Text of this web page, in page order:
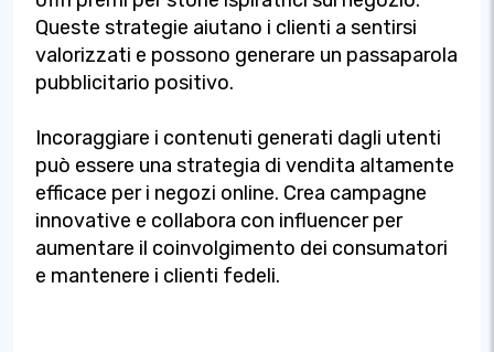
Queste strategie aiutano i clienti a sentirsi
valorizzati e possono generare un passaparola
pubblicitario positivo.
Incoraggiare i contenuti generati dagli utenti
può essere una strategia di vendita altamente
efficace per i negozi online. Crea campagne
innovative e collabora con influencer per
aumentare il coinvolgimento dei consumatori
e mantenere i clienti fedeli.